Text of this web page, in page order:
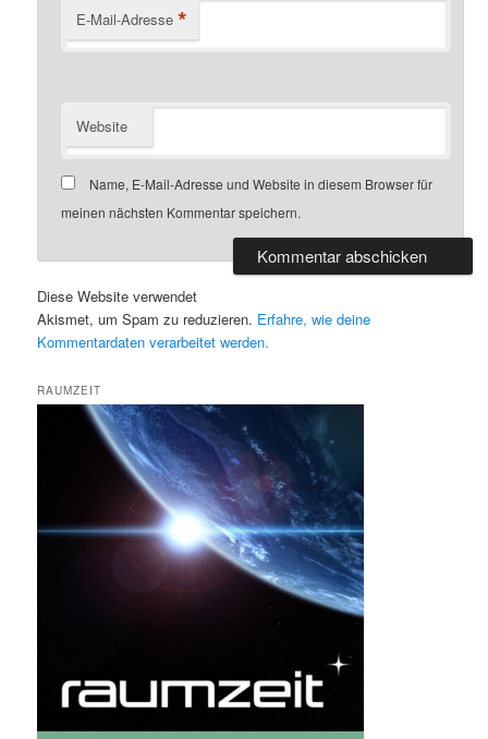
E-Mail-Adresse *
Website
Name, E-Mail-Adresse und Website in diesem Browser für
meinen nächsten Kommentar speichern.
Diese Website verwendet
Akismet, um Spam zu reduzieren. Erfahre, wie deine
Kommentardaten verarbeitet werden.
RAUMZEIT